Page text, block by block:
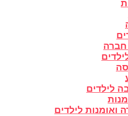
לילדים
ואומנות לילדים